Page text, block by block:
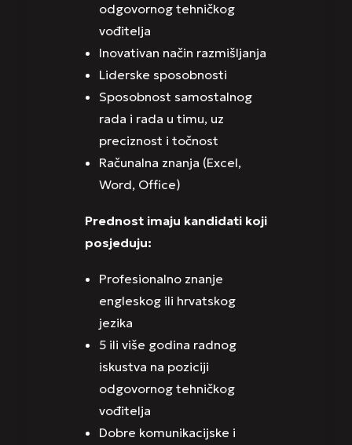
odgovornog tehničkog
vođitelja
Inovativan način razmišljanja
Liderske sposobnosti
Sposobnost samostalnog
rada i rada u timu, uz
preciznost i točnost
Računalna znanja (Excel,
Word, Office)
Prednost imaju kandidati koji
posjeduju:
Profesionalno znanje
engleskog ili hrvatskog
jezika
5 ili više godina radnog
iskustva na poziciji
odgovornog tehničkog
vođitelja
Dobre komunikacijske i